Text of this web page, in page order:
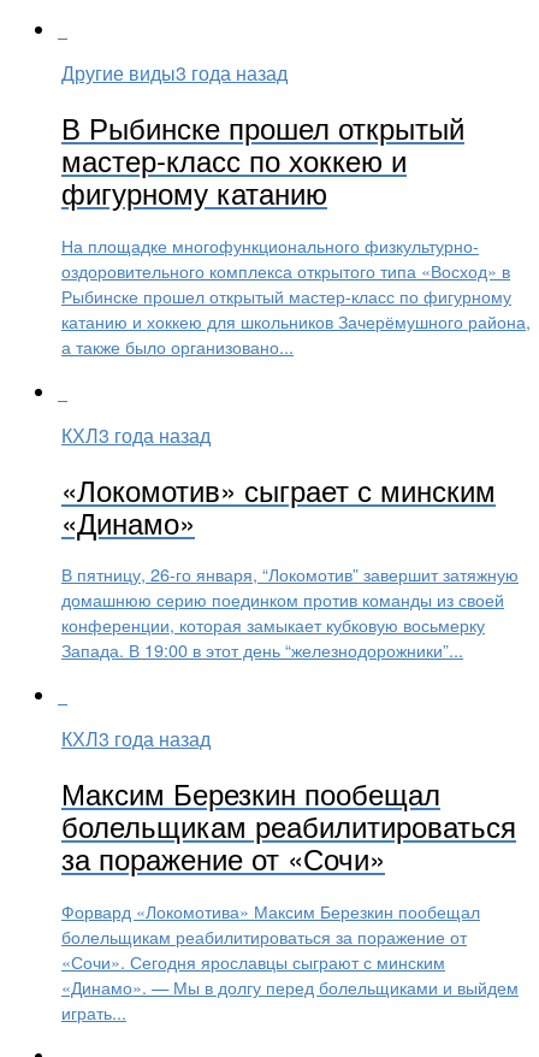
Другие виды3 года назад
В Рыбинске прошел открытый
мастер-класс по хоккею и
фигурному катанию
На площадке многофункционального физкультурно-
оздоровительного комплекса открытого типа «Восход» в
Рыбинске прошел открытый мастер-класс по фигурному
катанию и хоккею для школьников Зачерёмушного района,
а также было организовано...
КХЛ3 года назад
«Локомотив» сыграет с минским
«Динамо»
В пятницу, 26-го января, “Локомотив” завершит затяжную
домашнюю серию поединком против команды из своей
конференции, которая замыкает кубковую восьмерку
Запада. В 19:00 в этот день “железнодорожники”...
КХЛ3 года назад
Максим Березкин пообещал
болельщикам реабилитироваться
за поражение от «Сочи»
Форвард «Локомотива» Максим Березкин пообещал
болельщикам реабилитироваться за поражение от
«Сочи». Сегодня ярославцы сыграют с минским
«Динамо». — Мы в долгу перед болельщиками и выйдем
играть...